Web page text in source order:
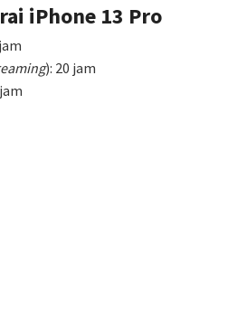
iPhone 13 Pro
): 20 jam